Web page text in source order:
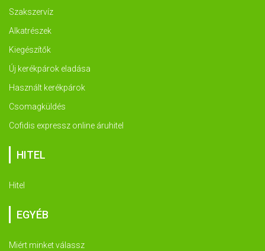
Szakszervíz
Alkatrészek
Kiegészítők
Új kerékpárok eladása
Használt kerékpárok
Csomagküldés
Cofidis expressz online áruhitel
HITEL
Hitel
EGYÉB
Miért minket válassz